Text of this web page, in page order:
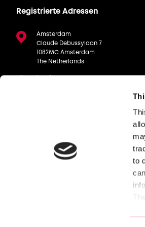
to
Registrierte Adressen
Amsterdam
Claude Debussylaan 7
1082MC Amsterdam
The Netherlands
Schickardstraße 19, 71034 Böblingen